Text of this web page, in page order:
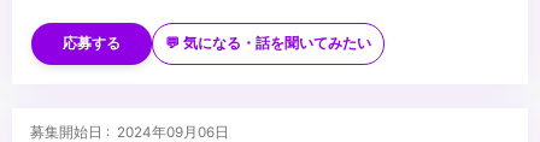
プロジェクトにおいて、チームをまとめ、スケジュール通りに業
務を遂行する経験を重視します。
・ビジネスで活用可能な英語力のある方
＜歓迎要件＞
・CM制作会社でのプロダクションマネージャー経験のある方優遇
・FinalCutProなどの動画編集ソフトが使用できる方
応募する 💬 気になる・話を聞いてみたい
募集開始日 : 2024年09月06日